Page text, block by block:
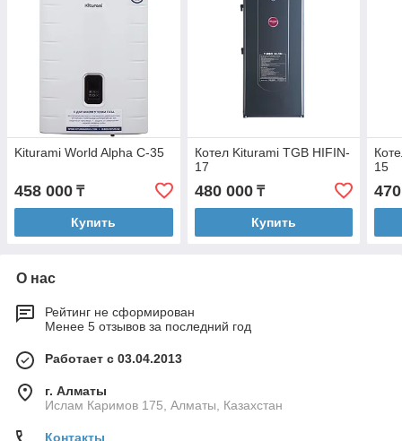
Kiturami World Alpha C-35
458 000 ₸
Купить
Котел Kiturami TGB HIFIN-
17
480 000₸
Купить
15
О нас
Рейтинг не сформирован
Менее 5 отзывов за последний год
Работает с 03.04.2013
г. Алматы
Ислам Каримов 175, Алматы, Казахстан
Контакты